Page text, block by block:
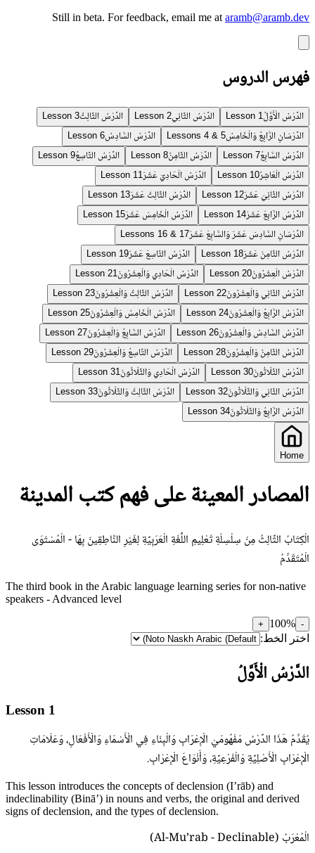
Still in beta. For feedback, email me at aramb@aramb.dev
فهرس الدروس
الدَّرْسُ الْأَوَّلُ Lesson 1 الدَّرْسُ الثَّانِيLesson 2 الدَّرْسُ الثَّالِثُLesson 3
الدَّرْسَانِ الرَّابِعُ وَالْخَامِسُLessons 4 & 5 الدَّرْسُ السَّادِسُLesson 6
الدَّرْسُ السَّابِعُLesson 7 الدَّرْسُ الثَّامِنُLesson 8 الدَّرْسُ التَّاسِعُLesson 9
الدَّرْسُ الْعَاشِرُLesson 10 الدَّرْسُ الْحَادِيَ عَشَرَ Lesson 11
الدَّرْسُ الثَّانِيَ عَشَرَLesson 12 الدَّرْسُ الثَّالِثَ عَشَرَLesson 13
الدَّرْسُ الرَّابِعَ عَشَرَLesson 14 الدَّرْسُ الْخَامِسَ عَشَرَLesson 15
الدَّرْسَانِ السَّادِسَ عَشَرَ وَالسَّابِعَ عَشَرَLessons 16 & 17
الدَّرْسُ الثَّامِنَ عَشَرَLesson 18 الدَّرْسُ التَّاسِعَ عَشَرَLesson 19
الدَّرْسُ الْعِشْرُونَLesson 20 الدَّرْسُ الْحَادِي وَالْعِشْرُونَ Lesson 21
الدَّرْسُ الثَّانِي وَالْعِشْرُونَLesson 22 الدَّرْسُ الثَّالِثُ وَالْعِشْرُونَLesson 23
الدَّرْسُ الرَّابِعُ وَالْعِشْرُونَLesson 24 الدَّرْسُ الْخَامِسُ وَالْعِشْرُونَLesson 25
الدَّرْسُ السَّادِسُ وَالْعِشْرُونَLesson 26 الدَّرْسُ السَّابِعُ وَالْعِشْرُونَLesson 27
الدَّرْسُ الثَّامِنُ وَالْعِشْرُونَLesson 28 الدَّرْسُ التَّاسِعُ وَالْعِشْرُونَLesson 29
الدَّرْسُ الثَّلَاثُونَLesson 30 الدَّرْسُ الْحَادِي وَالثَّلَاثُونَ Lesson 31
الدَّرْسُ الثَّانِي وَالثَّلَاثُونَLesson 32 الدَّرْسُ الثَّالِثُ وَالثَّلَاثُونَLesson 33
الدَّرْسُ الرَّابِعُ وَالثَّلَاثُونَLesson 34
Home
المصادر المعينة على فهم كتب المدينة
الْكِتَابُ الثَّالِثُ مِنْ سِلْسِلَةِ تَعْلِيمِ اللُّغَةِ الْعَرَبِيَّةِ لِغَيْرِ النَّاطِقِينَ بِهَا - الْمُسْتَوَى
الْمُتَقَدِّمُ
The third book in the Arabic language learning series for non-native
speakers - Advanced level
-
100%
+
اختر الخط:
الدَّرْسُ الْأَوَّلُ
Lesson 1
يُقَدِّمُ هَذَا الدَّرْسُ مَفْهُومَيْ الْإِعْرَابِ وَالْبِنَاءِ فِي الْأَسْمَاءِ وَالْأَفْعَالِ، وَعَلَامَاتِ
الْإِعْرَابِ الْأَصْلِيَّةِ وَالْفَرْعِيَّةِ، وَأَنْوَاعَ الْإِعْرَابِ.
This lesson introduces the concepts of declension (I’rāb) and
indeclinability (Binā’) in nouns and verbs, the original and derived
signs of declension, and the types of declension.
الْمُعْرَبُ (Al-Mu’rab - Declinable)